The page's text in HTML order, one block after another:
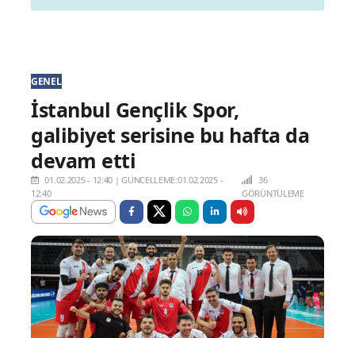
GENEL
İstanbul Gençlik Spor,
galibiyet serisine bu hafta da
devam etti
01.02.2025 - 12:40 |GÜNCELLEME:01.02.2025 -
12:40
36
GÖRÜNTÜLEME